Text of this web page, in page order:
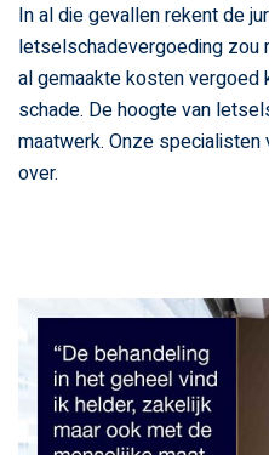
In al die gevallen rekent de
letselschadevergoeding zou
al gemaakte kosten vergoed
schade. De hoogte van
maatwerk. Onze
over.